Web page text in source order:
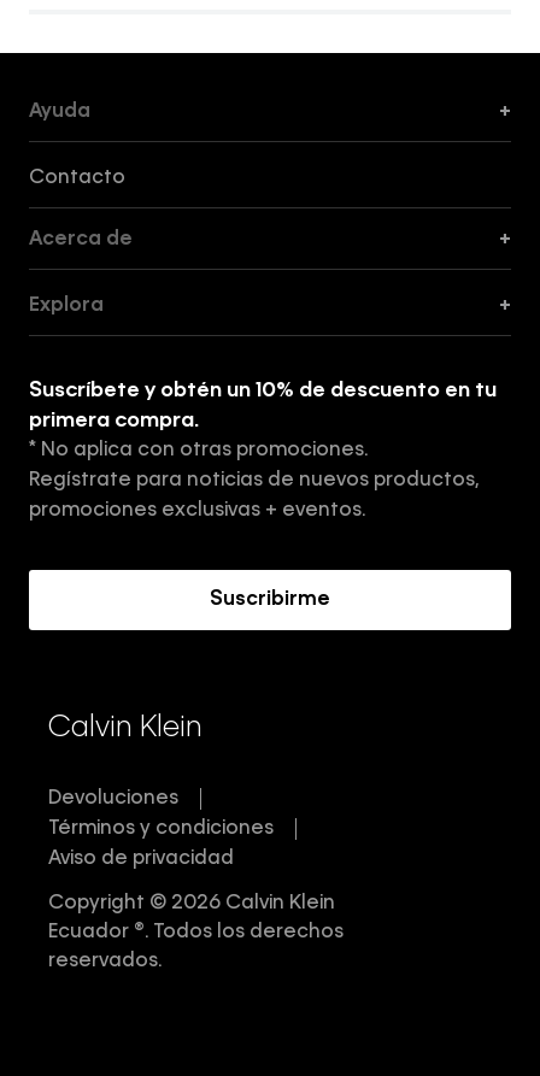
Ayuda +
Contacto
Acerca de +
Tiendas
Aviso de privacidad
Términos y Condiciones
Explora +
Suscríbete y obtén un 10% de descuento en tu
primera compra.
* No aplica con otras promociones.
Regístrate para noticias de nuevos productos,
promociones exclusivas + eventos.
Suscribirme
Calvin Klein
Devoluciones
Términos y condiciones
Aviso de privacidad
Copyright © 2026 Calvin Klein
Ecuador ®. Todos los derechos
reservados.